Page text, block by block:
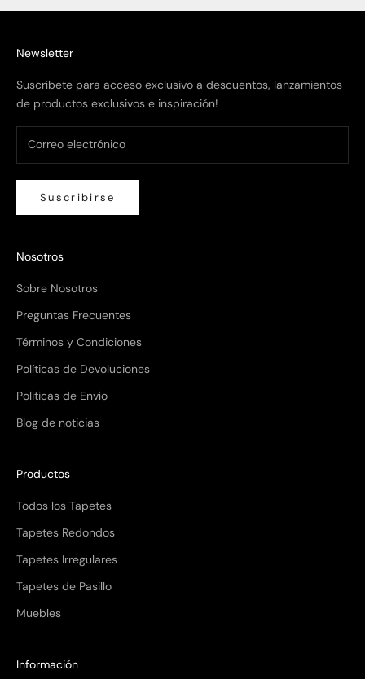
Newsletter
Suscríbete para acceso exclusivo a descuentos, lanzamientos
de productos exclusivos e inspiración!
Suscribirse
Nosotros
Sobre Nosotros
Preguntas Frecuentes
Términos y Condiciones
Políticas de Devoluciones
Politicas de Envío
Blog de noticias
Productos
Todos los Tapetes
Tapetes Redondos
Tapetes Irregulares
Tapetes de Pasillo
Muebles
Información